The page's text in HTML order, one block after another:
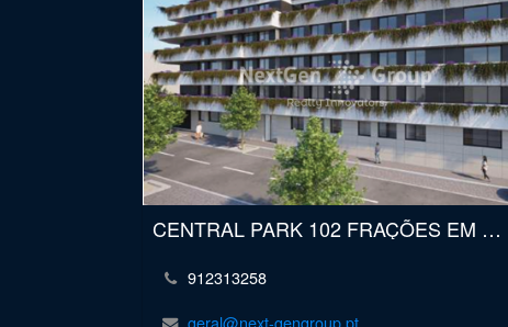
CENTRAL PARK 102 FRAÇÕES EM MATOSINHOS SUL
912313258
geral@next-gengroup.pt